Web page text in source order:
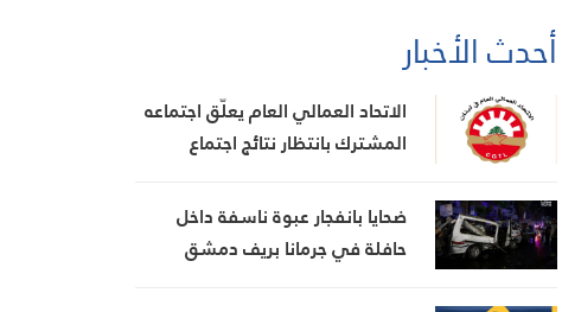
أحدث الأخبار
الاتحاد العمالي العام يعلّق اجتماعه
المشترك بانتظار نتائج اجتماع
ضحايا بانفجار عبوة ناسفة داخل
حافلة في جرمانا بريف دمشق